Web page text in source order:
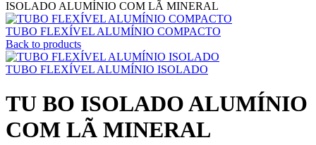
ISOLADO ALUMÍNIO COM LÃ MINERAL
TUBO FLEXÍVEL ALUMÍNIO COMPACTO
Back to products
TUBO FLEXÍVEL ALUMÍNIO ISOLADO
TU BO ISOLADO ALUMÍNIO
COM LÃ MINERAL